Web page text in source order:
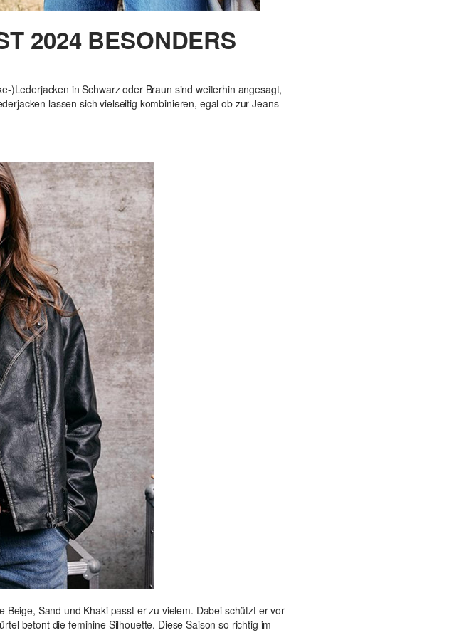
2024 BESONDERS
)Lederjacken in Schwarz oder Braun sind weiterhin angesagt,
lassen sich vielseitig kombinieren, egal ob zur Jeans
Sand und Khaki passt er zu vielem. Dabei schützt er vor
betont die feminine Silhouette. Diese Saison so richtig im